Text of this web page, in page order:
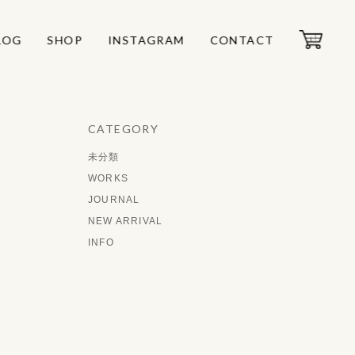
SHOP INSTAGRAM CONTACT
SHOP INSTAGRAM CONTACT
CATEGORY
未分類
WORKS
JOURNAL
NEW ARRIVAL
INFO